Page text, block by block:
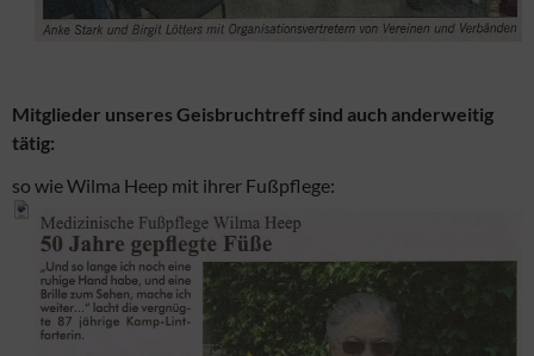
Mitglieder unseres Geisbruchtreff sind auch anderweitig
tätig:
so wie Wilma Heep mit ihrer Fußpflege: